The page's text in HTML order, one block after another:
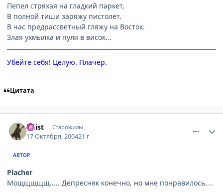
Пепел стряхая на гладкий паркет,
В полной тиши заряжу пистолет.
В час предрассветный гляжу на Восток.
Злая ухмылка и пуля в висок...
Убейте себя! Целую. Плачер.
Цитата
Chist Старожилы
17 Октября, 200421 г
АВТОР
Placher
Мощщщщщ..... Депресняк конечно, но мне понравилось....